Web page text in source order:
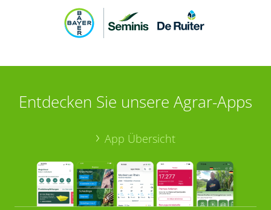
Entdecken Sie unsere Agrar-Apps
App Übersicht